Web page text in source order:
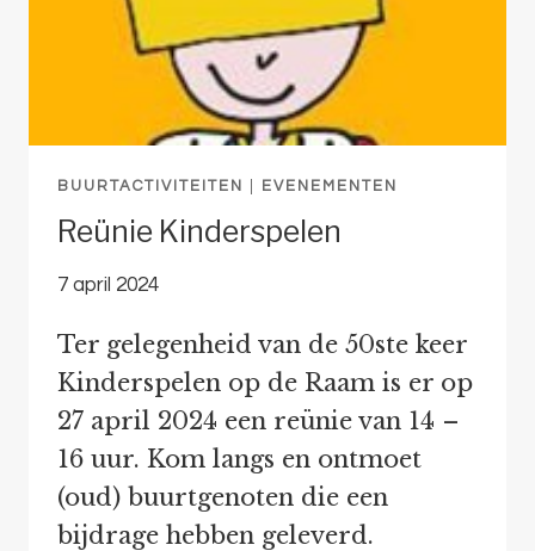
BUURTACTIVITEITEN EVENEMENTEN
Reünie Kinderspelen
7 april 2024
Ter gelegenheid van de 50ste keer
Kinderspelen op de Raam is er op
27 april 2024 een reünie van 14 –
16 uur. Kom langs en ontmoet
(oud) buurtgenoten die een
bijdrage hebben geleverd.